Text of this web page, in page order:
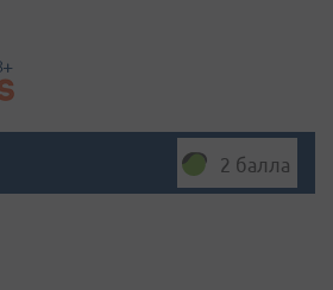
2 балла